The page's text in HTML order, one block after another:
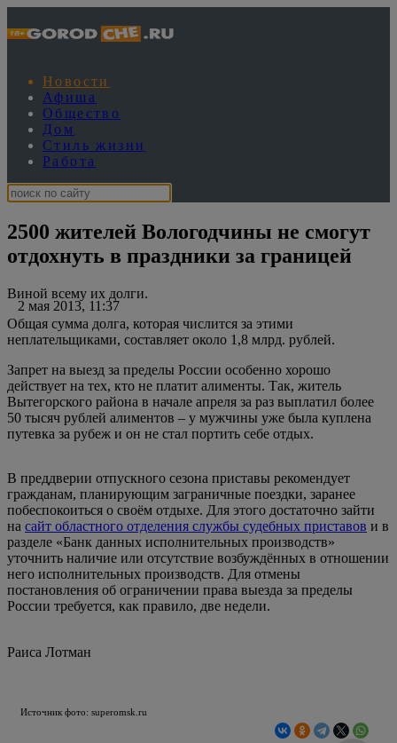
Новости
Афиша
Общество
Дом
Стиль жизни
Работа
2500 жителей Вологодчины не смогут
отдохнуть в праздники за границей
2 мая 2013, 11:37
Виной всему их долги.
Общая сумма долга, которая числится за этими
неплательщиками, составляет около 1,8 млрд. рублей.
Запрет на выезд за пределы России особенно хорошо
действует на тех, кто не платит алименты. Так, житель
Вытегорского района в начале апреля за раз выплатил более
50 тысяч рублей алиментов – у мужчины уже была куплена
путевка за рубеж и он не стал портить себе отдых.
В преддверии отпускного сезона приставы рекомендует
гражданам, планирующим заграничные поездки, заранее
побеспокоиться о своём отдыхе. Для этого достаточно зайти
на сайт областного отделения службы судебных приставов и в
разделе «Банк данных исполнительных производств»
уточнить наличие или отсутствие возбуждённых в отношении
него исполнительных производств. Для отмены
постановления об ограничении права выезда за пределы
России требуется, как правило, две недели.
Раиса Лотман
Источник фото: superomsk.ru